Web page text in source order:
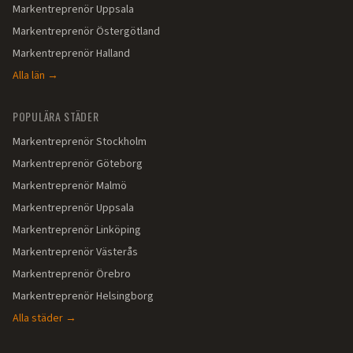
MarkentreprenörUppsala
MarkentreprenörÖstergötland
MarkentreprenörHalland
Alla län →
POPULÄRA STÄDER
MarkentreprenörStockholm
MarkentreprenörGöteborg
MarkentreprenörMalmö
MarkentreprenörUppsala
MarkentreprenörLinköping
MarkentreprenörVästerås
MarkentreprenörÖrebro
MarkentreprenörHelsingborg
Alla städer →